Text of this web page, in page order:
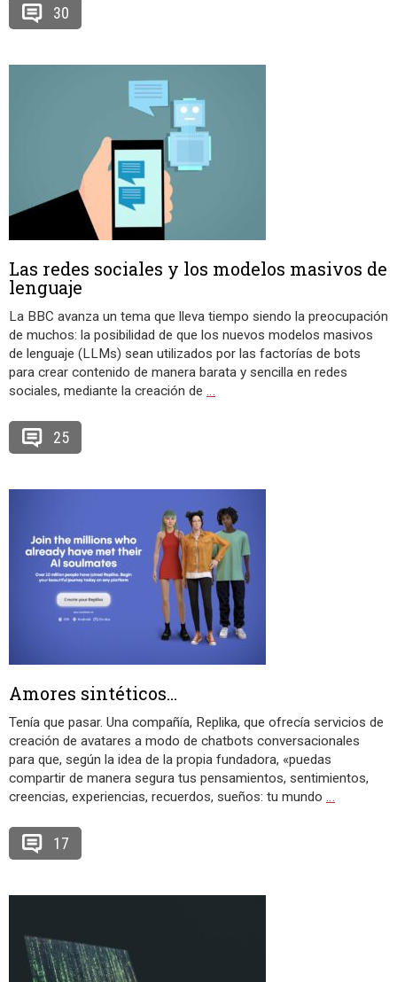
30
Las redes sociales y los modelos masivos de
lenguaje
La BBC avanza un tema que lleva tiempo siendo la preocupación
de muchos: la posibilidad de que los nuevos modelos masivos
de lenguaje (LLMs) sean utilizados por las factorías de bots
para crear contenido de manera barata y sencilla en redes
sociales, mediante la creación de …
25
Amores sintéticos…
Tenía que pasar. Una compañía, Replika, que ofrecía servicios de
creación de avatares a modo de chatbots conversacionales
para que, según la idea de la propia fundadora, «puedas
compartir de manera segura tus pensamientos, sentimientos,
creencias, experiencias, recuerdos, sueños: tu mundo …
17